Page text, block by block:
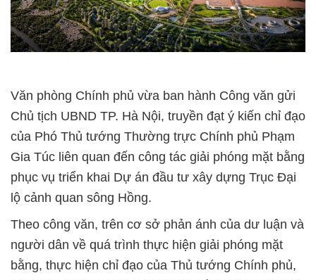
Văn phòng Chính phủ vừa ban hành Công văn gửi
Chủ tịch UBND TP. Hà Nội, truyền đạt ý kiến chỉ đạo
của Phó Thủ tướng Thường trực Chính phủ Phạm
Gia Túc liên quan đến công tác giải phóng mặt bằng
phục vụ triển khai Dự án đầu tư xây dựng Trục Đại
lộ cảnh quan sông Hồng.
Theo công văn, trên cơ sở phản ánh của dư luận và
người dân về quá trình thực hiện giải phóng mặt
bằng, thực hiện chỉ đạo của Thủ tướng Chính phủ,